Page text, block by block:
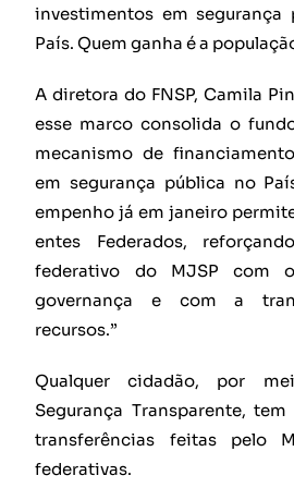
investimentos em
País. Quem ganha é a
A diretora do FNSP, Camila
esse marco consolida o
mecanismo de
em segurança pública no
empenho já em janeiro
entes Federados,
federativo do MJSP com
governança e com a
recursos.”
Qualquer cidadão, por
Segurança Transparente,
transferências feitas pelo
federativas.